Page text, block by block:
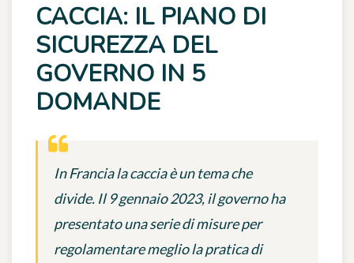
CACCIA: IL PIANO DI
SICUREZZA DEL
GOVERNO IN 5
DOMANDE
In Francia la caccia è un tema che
divide. Il 9 gennaio 2023, il governo ha
presentato una serie di misure per
regolamentare meglio la pratica di